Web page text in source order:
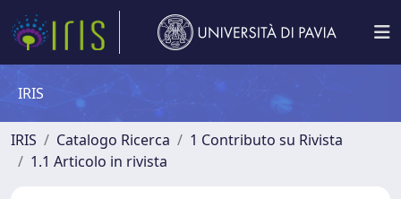
IRIS
IRIS Catalogo Ricerca
1 Contributo su Rivista
1.1 Articolo in rivista